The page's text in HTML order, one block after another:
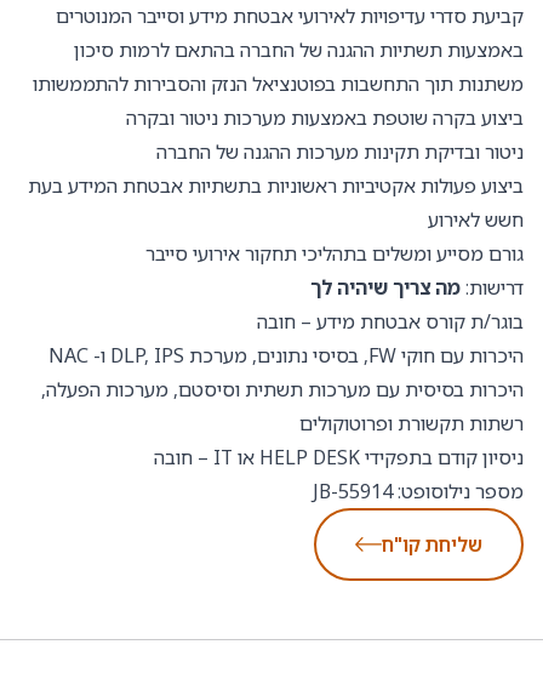
קביעת סדרי עדיפויות לאירועי אבטחת מידע וסייבר המנוטרים
באמצעות תשתיות ההגנה של החברה בהתאם לרמות סיכון
משתנות תוך התחשבות בפוטנציאל הנזק והסבירות להתממשותו
ביצוע בקרה שוטפת באמצעות מערכות ניטור ובקרה
ניטור ובדיקת תקינות מערכות ההגנה של החברה
ביצוע פעולות אקטיביות ראשוניות בתשתיות אבטחת המידע בעת
חשש לאירוע
גורם מסייע ומשלים בתהליכי תחקור אירועי סייבר
דרישות:מה צריך שיהיה לך
בוגר/ת קורס אבטחת מידע – חובה
היכרות עם חוקי FW, בסיסי נתונים, מערכת DLP, IPS ו- NAC
היכרות בסיסית עם מערכות תשתית וסיסטם, מערכות הפעלה,
רשתות תקשורת ופרוטוקולים
ניסיון קודם בתפקידי HELP DESK או IT – חובה
מספר נילוסופט: JB-55914
שליחת קו"ח